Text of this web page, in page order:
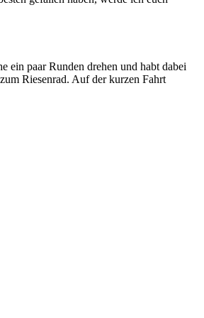
ein paar Runden drehen und habt dabei
Riesenrad. Auf der kurzen Fahrt